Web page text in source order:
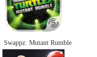
Swappz: Mutant Rumble